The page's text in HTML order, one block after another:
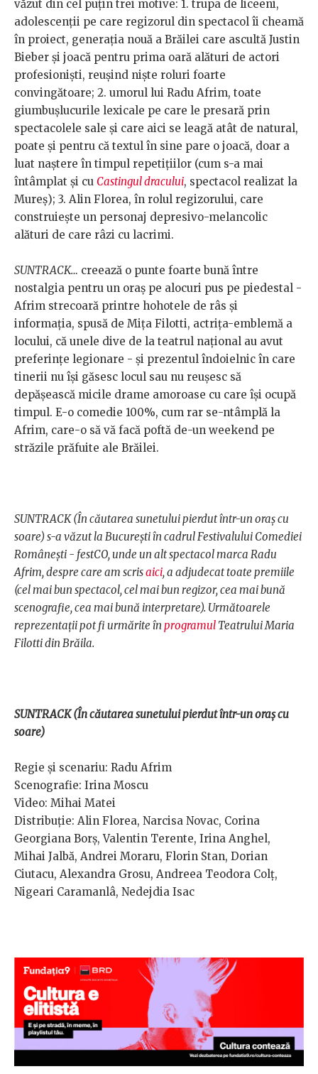
văzut din cel puțin trei motive: 1. trupa de liceeni,
adolescenții pe care regizorul din spectacol îi cheamă
în proiect, generația nouă a Brăilei care ascultă Justin
Bieber și joacă pentru prima oară alături de actori
profesioniști, reușind niște roluri foarte
convingătoare; 2. umorul lui Radu Afrim, toate
giumbușlucurile lexicale pe care le presară prin
spectacolele sale și care aici se leagă atât de natural,
poate și pentru că textul în sine pare o joacă, doar a
luat naștere în timpul repetițiilor (cum s-a mai
întâmplat și cu Castingul dracului, spectacol realizat la
Mureș); 3. Alin Florea, în rolul regizorului, care
construiește un personaj depresivo-melancolic
alături de care râzi cu lacrimi.
SUNTRACK… creează o punte foarte bună între
nostalgia pentru un oraș pe alocuri pus pe piedestal -
Afrim strecoară printre hohotele de râs și
informația, spusă de Mița Filotti, actrița-emblemă a
locului, că unele dive de la teatrul național au avut
preferințe legionare - și prezentul îndoielnic în care
tinerii nu își găsesc locul sau nu reușesc să
depășească micile drame amoroase cu care își ocupă
timpul. E-o comedie 100%, cum rar se-ntâmplă la
Afrim, care-o să vă facă poftă de-un weekend pe
străzile prăfuite ale Brăilei.
SUNTRACK (În căutarea sunetului pierdut într-un oraș cu
soare) s-a văzut la București în cadrul Festivalului Comediei
Românești - festCO, unde un alt spectacol marca Radu
Afrim, despre care am scrisaici, a adjudecat toate premiile
(cel mai bun spectacol, cel mai bun regizor, cea mai bună
scenografie, cea mai bună interpretare). Următoarele
reprezentații pot fi urmărite în programul Teatrului Maria
Filotti din Brăila.
SUNTRACK (În căutarea sunetului pierdut într-un oraș cu
soare)
Regie și scenariu: Radu Afrim
Scenografie: Irina Moscu
Video: Mihai Matei
Distribuție: Alin Florea, Narcisa Novac, Corina
Georgiana Borș, Valentin Terente, Irina Anghel,
Mihai Jalbă, Andrei Moraru, Florin Stan, Dorian
Ciutacu, Alexandra Grosu, Andreea Teodora Colț,
Nigeari Caramanlâ, Nedejdia Isac